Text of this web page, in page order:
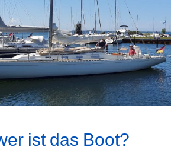
ist das Boot?